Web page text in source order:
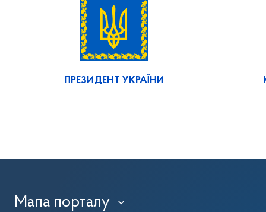
ПРЕЗИДЕНТ УКРАЇНИ
Мапа порталу ›